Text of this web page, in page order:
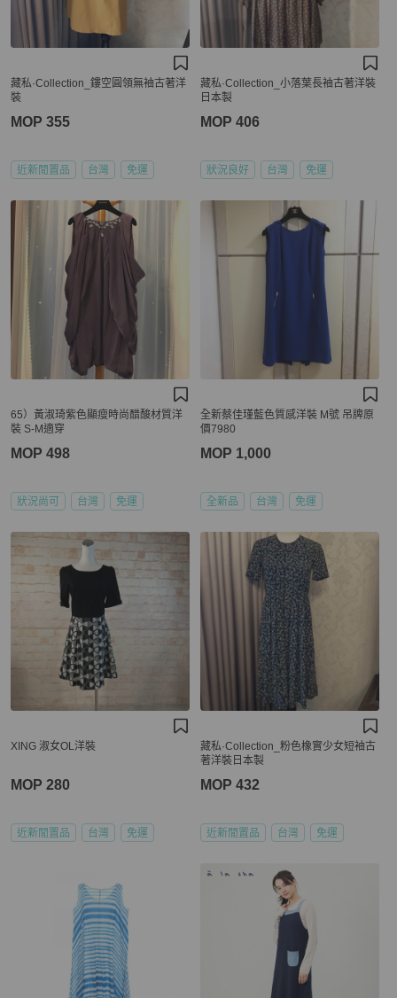
藏私·Collection_鏤空圓領無袖古著洋
裝
MOP 355
近新閒置品 台灣 免運
藏私·Collection_小落葉長袖古著洋裝
日本製
MOP 406
狀況良好 台灣 免運
65）黃淑琦紫色顯瘦時尚醋酸材質洋
裝 S-M適穿
MOP 498
狀況尚可 台灣 免運
全新蔡佳瑾藍色質感洋裝 M號 吊牌原
價7980
MOP 1,000
全新品 台灣 免運
XING 淑女OL洋裝
MOP 280
近新閒置品 台灣 免運
藏私·Collection_粉色橡實少女短袖古
著洋裝日本製
MOP 432
近新閒置品 台灣 免運